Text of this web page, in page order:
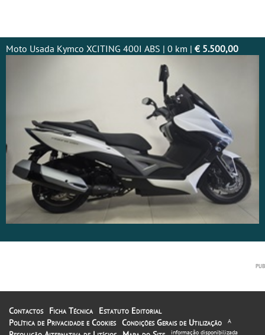
Moto Usada Kymco XCITING 400I ABS | 0 km | € 5.500,00
Contactos Ficha Técnica
Estatuto Editorial
Política de Privacidade e Cookies Condições Gerais de Utilização
A
informação disponibilizada